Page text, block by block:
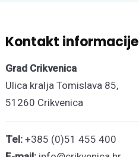
Kontakt informacije
Grad Crikvenica
Ulica kralja Tomislava 85,
51260 Crikvenica
Tel: +385 (0)51 455 400